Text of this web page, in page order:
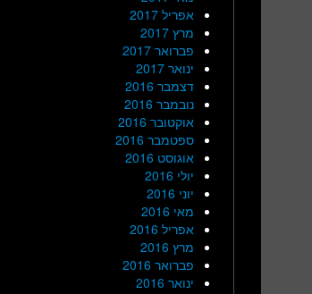
אפריל 2017
מרץ 2017
פברואר 2017
ינואר 2017
דצמבר 2016
נובמבר 2016
אוקטובר 2016
ספטמבר 2016
אוגוסט 2016
יולי 2016
יוני 2016
מאי 2016
אפריל 2016
מרץ 2016
פברואר 2016
ינואר 2016